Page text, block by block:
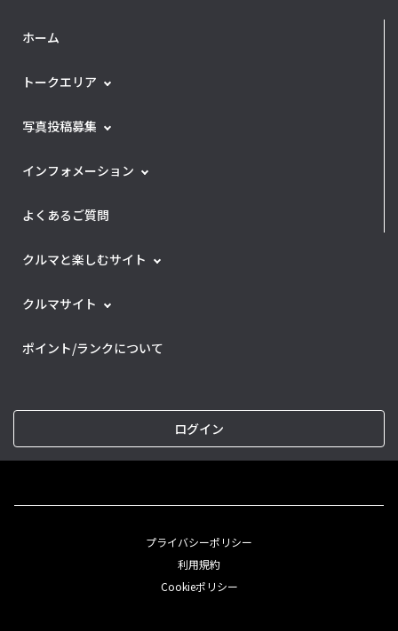
ホーム
トークエリア
写真投稿募集
インフォメーション
よくあるご質問
クルマと楽しむサイト
クルマサイト
ポイント/ランクについて
ログイン
プライバシーポリシー
利用規約
Cookieポリシー